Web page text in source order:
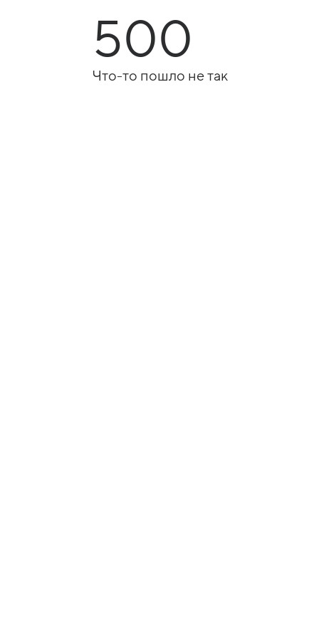
500
Что-то пошло не так